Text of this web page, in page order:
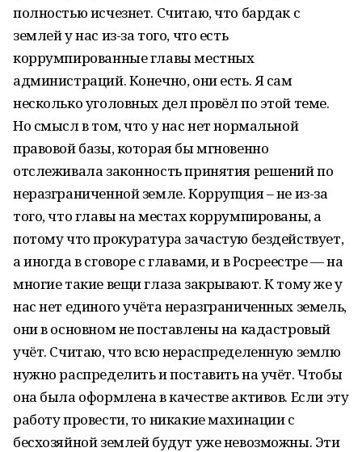
полностью исчезнет. Считаю, что бардак с
землей у нас из-за того, что есть
коррумпированные главы местных
администраций. Конечно, они есть. Я сам
несколько уголовных дел провёл по этой теме.
Но смысл в том, что у нас нет нормальной
правовой базы, которая бы мгновенно
отслеживала законность принятия решений по
неразграниченной земле. Коррупция – не из-за
того, что главы на местах коррумпированы, а
потому что прокуратура зачастую бездействует,
а иногда в сговоре с главами, и в Росреестре — на
многие такие вещи глаза закрывают. К тому же у
нас нет единого учёта неразграниченных земель,
они в основном не поставлены на кадастровый
учёт. Считаю, что всю нераспределенную землю
нужно распределить и поставить на учёт. Чтобы
она была оформлена в качестве активов. Если эту
работу провести, то никакие махинации с
бесхозяйной землей будут уже невозможны. Эти